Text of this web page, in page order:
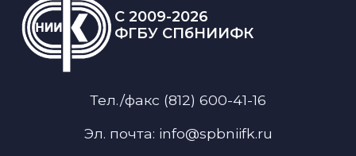
C 2009-2026
ФГБУ СПбНИИФК
Тел./факс (812) 600-41-16
Эл. почта: info@spbniifk.ru